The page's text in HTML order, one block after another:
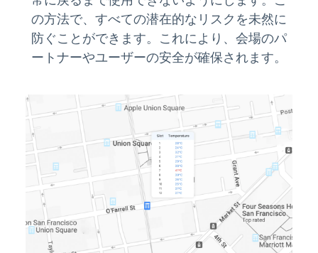
の方法で、すべての潜在的なリスクを未然に
防ぐことができます。これにより、会場のパ
ートナーやユーザーの安全が確保されます。